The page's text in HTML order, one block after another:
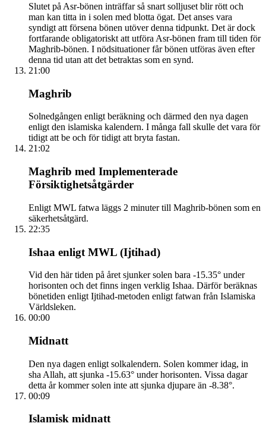
Slutet på Asr-bönen inträffar så snart solljuset blir rött och
man kan titta in i solen med blotta ögat. Det anses vara
syndigt att försena bönen utöver denna tidpunkt. Det är dock
fortfarande obligatoriskt att utföra Asr-bönen fram till tiden för
Maghrib-bönen. I nödsituationer får bönen utföras även efter
denna tid utan att det betraktas som en synd.
21:00
Maghrib
Solnedgången enligt beräkning och därmed den nya dagen
enligt den islamiska kalendern. I många fall skulle det vara för
tidigt att be och för tidigt att bryta fastan.
21:02
Maghrib med Implementerade
Försiktighetsåtgärder
Enligt MWL fatwa läggs 2 minuter till Maghrib-bönen som en
säkerhetsåtgärd.
22:35
Ishaa enligt MWL (Ijtihad)
Vid den här tiden på året sjunker solen bara -15.35° under
horisonten och det finns ingen verklig Ishaa. Därför beräknas
bönetiden enligt Ijtihad-metoden enligt fatwan från Islamiska
Världsleken.
00:00
Midnatt
Den nya dagen enligt solkalendern. Solen kommer idag, in
sha Allah, att sjunka -15.63° under horisonten. Vissa dagar
detta år kommer solen inte att sjunka djupare än -8.38°.
00:09
Islamisk midnatt